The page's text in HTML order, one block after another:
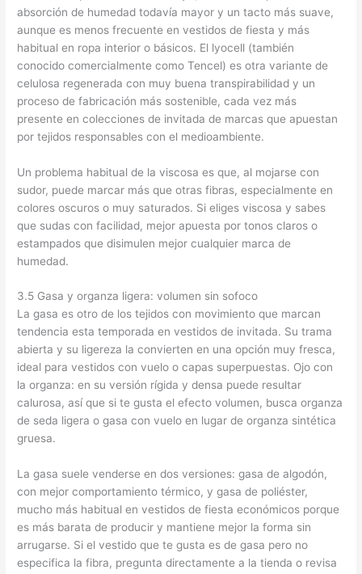
absorción de humedad todavía mayor y un tacto más suave,
aunque es menos frecuente en vestidos de fiesta y más
habitual en ropa interior o básicos. El lyocell (también
conocido comercialmente como Tencel) es otra variante de
celulosa regenerada con muy buena transpirabilidad y un
proceso de fabricación más sostenible, cada vez más
presente en colecciones de invitada de marcas que apuestan
por tejidos responsables con el medioambiente.
Un problema habitual de la viscosa es que, al mojarse con
sudor, puede marcar más que otras fibras, especialmente en
colores oscuros o muy saturados. Si eliges viscosa y sabes
que sudas con facilidad, mejor apuesta por tonos claros o
estampados que disimulen mejor cualquier marca de
humedad.
3.5 Gasa y organza ligera: volumen sin sofoco
La gasa es otro de los tejidos con movimiento que marcan
tendencia esta temporada en vestidos de invitada. Su trama
abierta y su ligereza la convierten en una opción muy fresca,
ideal para vestidos con vuelo o capas superpuestas. Ojo con
la organza: en su versión rígida y densa puede resultar
calurosa, así que si te gusta el efecto volumen, busca organza
de seda ligera o gasa con vuelo en lugar de organza sintética
gruesa.
La gasa suele venderse en dos versiones: gasa de algodón,
con mejor comportamiento térmico, y gasa de poliéster,
mucho más habitual en vestidos de fiesta económicos porque
es más barata de producir y mantiene mejor la forma sin
arrugarse. Si el vestido que te gusta es de gasa pero no
especifica la fibra, pregunta directamente a la tienda o revisa